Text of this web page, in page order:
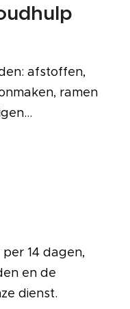
afstoffen,
ramen
14 dagen,
en de
dienst.